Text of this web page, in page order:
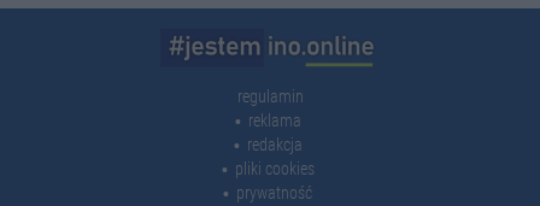
regulamin
reklama
redakcja
pliki cookies
prywatność